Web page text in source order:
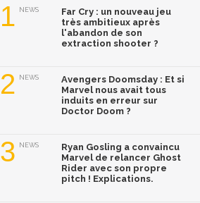
1 NEWS
Far Cry : un nouveau jeu
très ambitieux après
l'abandon de son
extraction shooter ?
2 NEWS
Avengers Doomsday : Et si
Marvel nous avait tous
induits en erreur sur
Doctor Doom ?
3 NEWS
Ryan Gosling a convaincu
Marvel de relancer Ghost
Rider avec son propre
pitch ! Explications.